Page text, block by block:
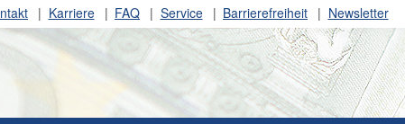
Karriere FAQ Service Barrierefreiheit Newsletter